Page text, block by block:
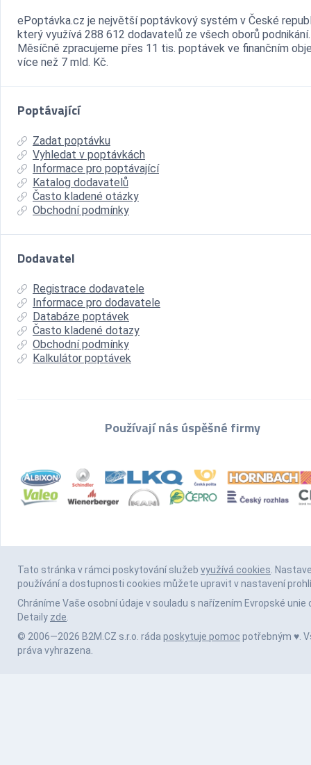
ePoptávka.cz je největší poptávkový systém v České
který využívá 288 612 dodavatelů ze všech oborů podnikání.
Měsíčně zpracujeme přes 11 tis. poptávek ve finančním
více než 7 mld. Kč.
Poptávající
Zadat poptávku
Vyhledat v poptávkách
Informace pro poptávající
Katalog dodavatelů
Často kladené otázky
Obchodní podmínky
Dodavatel
Registrace dodavatele
Informace pro dodavatele
Databáze poptávek
Často kladené dotazy
Obchodní podmínky
Kalkulátor poptávek
Používají nás úspěšné firmy
Tato stránka v rámci poskytování služeb využívá cookies .
používání a dostupnosti cookies můžete upravit v nastavení
Chráníme Vaše osobní údaje v souladu s nařízením Evropské unie
Detaily zde
© 2006—2026 B2M.CZ s.r.o. ráda poskytuje pomoc potřebným ♥️.
práva vyhrazena.